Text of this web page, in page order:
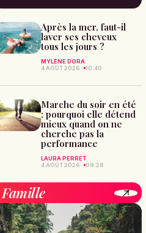
Après la mer, faut-il
laver ses cheveux
tous les jours ?
MYLÈNE DORA
4 AOÛT 2026
10:40
Marche du soir en été
: pourquoi elle détend
mieux quand on ne
cherche pas la
performance
LAURA PERRET
4 AOÛT 2026
09:28
Famille